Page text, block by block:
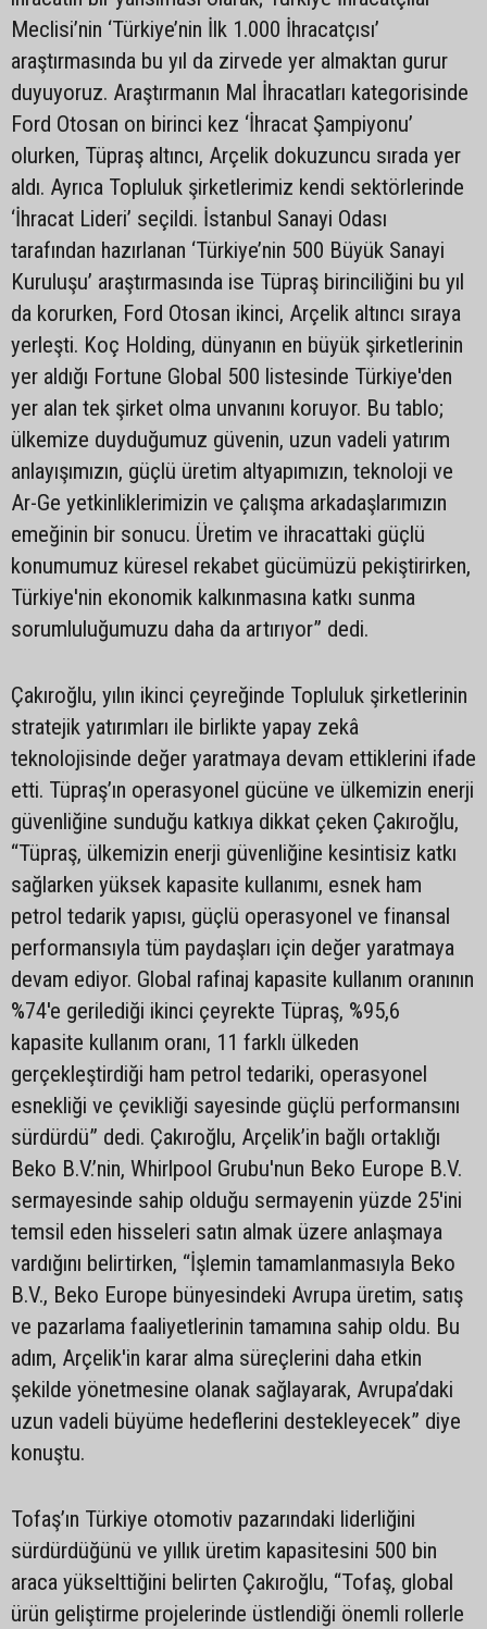
Meclisi’nin ‘Türkiye’nin İlk 1.000 İhracatçısı’
araştırmasında bu yıl da zirvede yer almaktan gurur
duyuyoruz. Araştırmanın Mal İhracatları kategorisinde
Ford Otosan on birinci kez ‘İhracat Şampiyonu’
olurken, Tüpraş altıncı, Arçelik dokuzuncu sırada yer
aldı. Ayrıca Topluluk şirketlerimiz kendi sektörlerinde
‘İhracat Lideri’ seçildi. İstanbul Sanayi Odası
tarafından hazırlanan ‘Türkiye’nin 500 Büyük Sanayi
Kuruluşu’ araştırmasında ise Tüpraş birinciliğini bu yıl
da korurken, Ford Otosan ikinci, Arçelik altıncı sıraya
yerleşti. Koç Holding, dünyanın en büyük şirketlerinin
yer aldığı Fortune Global 500 listesinde Türkiye'den
yer alan tek şirket olma unvanını koruyor. Bu tablo;
ülkemize duyduğumuz güvenin, uzun vadeli yatırım
anlayışımızın, güçlü üretim altyapımızın, teknoloji ve
Ar-Ge yetkinliklerimizin ve çalışma arkadaşlarımızın
emeğinin bir sonucu. Üretim ve ihracattaki güçlü
konumumuz küresel rekabet gücümüzü pekiştirirken,
Türkiye'nin ekonomik kalkınmasına katkı sunma
sorumluluğumuzu daha da artırıyor” dedi.
Çakıroğlu, yılın ikinci çeyreğinde Topluluk şirketlerinin
stratejik yatırımları ile birlikte yapay zekâ
teknolojisinde değer yaratmaya devam ettiklerini ifade
etti. Tüpraş’ın operasyonel gücüne ve ülkemizin enerji
güvenliğine sunduğu katkıya dikkat çeken Çakıroğlu,
“Tüpraş, ülkemizin enerji güvenliğine kesintisiz katkı
sağlarken yüksek kapasite kullanımı, esnek ham
petrol tedarik yapısı, güçlü operasyonel ve finansal
performansıyla tüm paydaşları için değer yaratmaya
devam ediyor. Global rafinaj kapasite kullanım oranının
%74'e gerilediği ikinci çeyrekte Tüpraş, %95,6
kapasite kullanım oranı, 11 farklı ülkeden
gerçekleştirdiği ham petrol tedariki, operasyonel
esnekliği ve çevikliği sayesinde güçlü performansını
sürdürdü” dedi. Çakıroğlu, Arçelik’in bağlı ortaklığı
Beko B.V.’nin, Whirlpool Grubu'nun Beko Europe B.V.
sermayesinde sahip olduğu sermayenin yüzde 25'ini
temsil eden hisseleri satın almak üzere anlaşmaya
vardığını belirtirken, “İşlemin tamamlanmasıyla Beko
B.V., Beko Europe bünyesindeki Avrupa üretim, satış
ve pazarlama faaliyetlerinin tamamına sahip oldu. Bu
adım, Arçelik'in karar alma süreçlerini daha etkin
şekilde yönetmesine olanak sağlayarak, Avrupa’daki
uzun vadeli büyüme hedeflerini destekleyecek” diye
konuştu.
Tofaş’ın Türkiye otomotiv pazarındaki liderliğini
sürdürdüğünü ve yıllık üretim kapasitesini 500 bin
araca yükselttiğini belirten Çakıroğlu, “Tofaş, global
ürün geliştirme projelerinde üstlendiği önemli rollerle